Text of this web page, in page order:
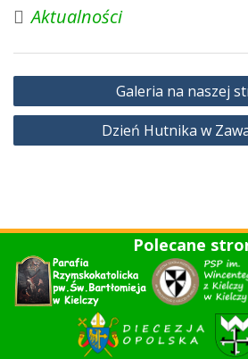
Aktualności
Nawigacja
wpisu
Galeria na naszej
Dzień Hutnika w
Polecane